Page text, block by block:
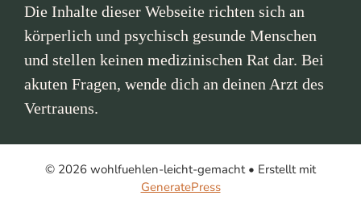
Die Inhalte dieser Webseite richten sich an
körperlich und psychisch gesunde Menschen
und stellen keinen medizinischen Rat dar. Bei
akuten Fragen, wende dich an deinen Arzt des
Vertrauens.
© 2026 wohlfuehlen-leicht-gemacht• Erstellt mit
GeneratePress